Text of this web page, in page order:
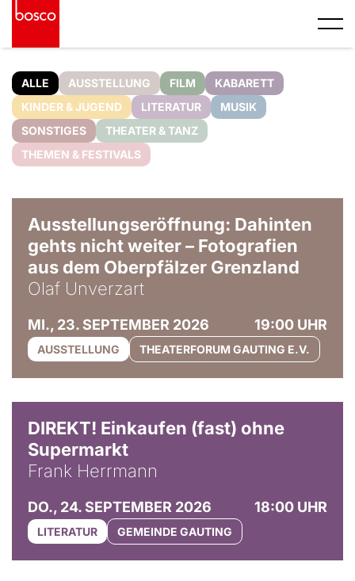
ALLE AUSSTELLUNG FILM
KABARETT
KINDER & JUGEND
LITERATUR
MUSIK
SONSTIGES
THEATER & TANZ
THEMEN & FESTIVALS
Ausstellungseröffnung: Dahinten
gehts nicht weiter – Fotografien
aus dem Oberpfälzer Grenzland
Olaf Unverzart
MI., 23. SEPTEMBER 2026 19:00 UHR
AUSSTELLUNG THEATERFORUM GAUTING E.V.
DIREKT! Einkaufen (fast) ohne
Supermarkt
Frank Herrmann
DO., 24. SEPTEMBER 2026 18:00 UHR
LITERATUR GEMEINDE GAUTING